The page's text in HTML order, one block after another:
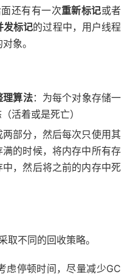
还有有一次重新标记或者
发标记的过程中，用户线程
象。
理算法：为每个对象存储一
活着或是死亡）
部分，然后每次只使用其
的时候，将内存中所有存
，然后将之前的内存中死
取不同的回收策略。
虑停顿时间，尽量减少GC